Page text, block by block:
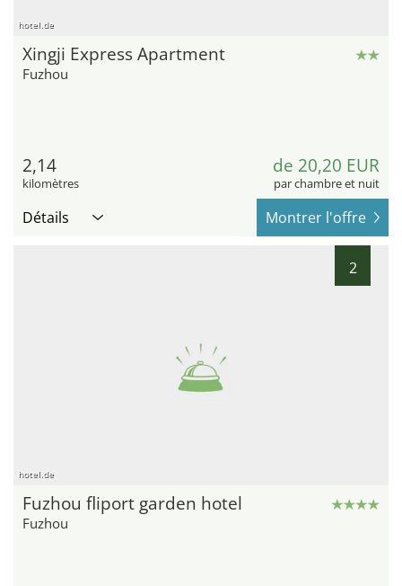
hotel.de
Xingji Express Apartment
Fuzhou
2,14
kilomètres
de 20,20 EUR
par chambre et nuit
Détails Montrer l'offre
2
hotel.de
Fuzhou fliport garden hotel
Fuzhou